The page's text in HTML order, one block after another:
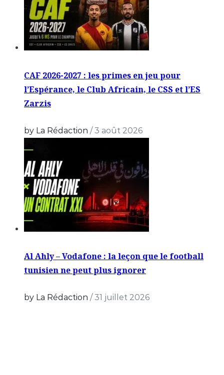
CAF 2026-2027 : les primes en jeu pour
l’Espérance, le Club Africain, le CSS et l’ES
Zarzis
by La Rédaction /3 août 2026
Al Ahly – Vodafone : la leçon que le football
tunisien ne peut plus ignorer
by La Rédaction /31 juillet 2026